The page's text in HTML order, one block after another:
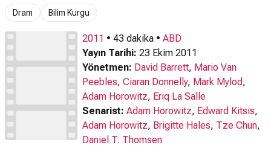
Dram Bilim Kurgu
2011 • 43 dakika • ABD
Yayın Tarihi: 23 Ekim 2011
Yönetmen: David Barrett, Mario Van
Peebles, Ciaran Donnelly, Mark Mylod,
Adam Horowitz, Eriq La Salle
Senarist: Adam Horowitz, Edward Kitsis,
Adam Horowitz, Brigitte Hales, Tze Chun,
Daniel T. Thomsen